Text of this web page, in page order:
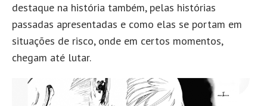
destaque na história também, pelas histórias
passadas apresentadas e como elas se portam em
situações de risco, onde em certos momentos,
chegam até lutar.